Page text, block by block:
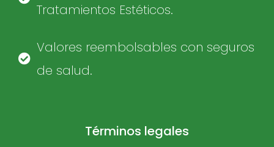
Tratamientos Estéticos.
Valores reembolsables con seguros
de salud.
Términos legales